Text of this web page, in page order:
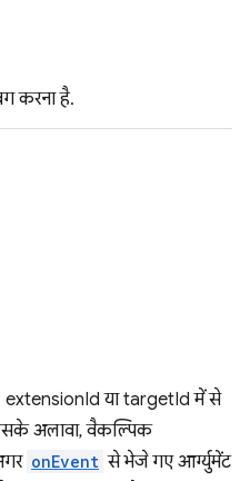
करना है.
extensionId या targetId में से
अलावा, वैकल्पिक
onEvent से भेजे गए आर्ग्युमेंट